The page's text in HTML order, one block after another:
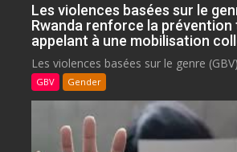
Les violences basées sur le
Rwanda renforce la prévention
appelant à une mobilisation
Les violences basées sur le genre
GBV Gender